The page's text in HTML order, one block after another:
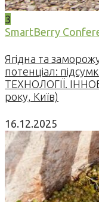
3
SmartBerry
Ягідна та
потенціал:
ТЕХНОЛОГІЇ.
року, Київ)
16.12.2025